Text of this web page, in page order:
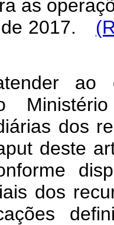
as
de 2017.
ao
dos
deste
dos